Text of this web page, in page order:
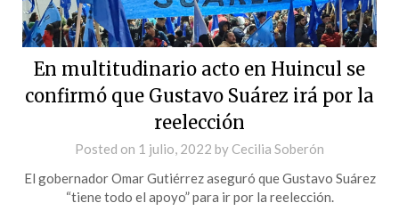
En multitudinario acto en Huincul se
confirmó que Gustavo Suárez irá por la
reelección
Posted on 1 julio, 2022 by Cecilia Soberón
El gobernador Omar Gutiérrez aseguró que Gustavo Suárez
“tiene todo el apoyo” para ir por la reelección.